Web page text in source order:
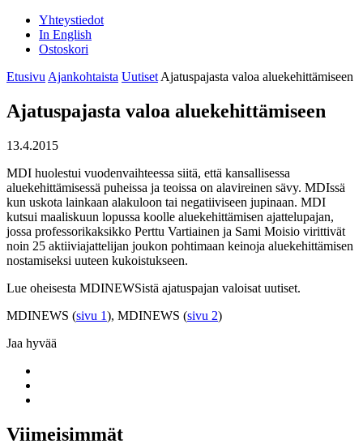
Yhteystiedot
In English
Ostoskori
Etusivu Ajankohtaista Uutiset Ajatuspajasta valoa aluekehittämiseen
Ajatuspajasta valoa aluekehittämiseen
13.4.2015
MDI huolestui vuodenvaihteessa siitä, että kansallisessa
aluekehittämisessä puheissa ja teoissa on alavireinen sävy. MDIssä
kun uskota lainkaan alakuloon tai negatiiviseen jupinaan. MDI
kutsui maaliskuun lopussa koolle aluekehittämisen ajattelupajan,
jossa professorikaksikko Perttu Vartiainen ja Sami Moisio virittivät
noin 25 aktiiviajattelijan joukon pohtimaan keinoja aluekehittämisen
nostamiseksi uuteen kukoistukseen.
Lue oheisesta MDINEWSistä ajatuspajan valoisat uutiset.
MDINEWS (sivu 1), MDINEWS (sivu 2)
Jaa hyvää
twitter
Viimeisimmät